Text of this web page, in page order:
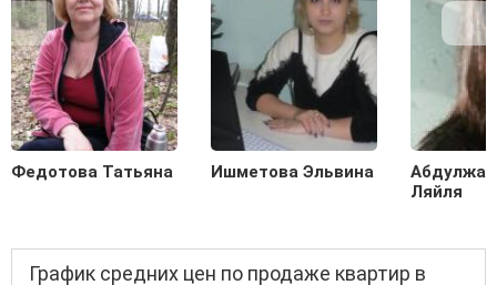
Федотова Татьяна Ишметова Эльвина
Ляйля
График средних цен по продаже квартир в